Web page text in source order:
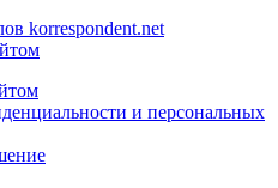
korrespondent.net
и персональных